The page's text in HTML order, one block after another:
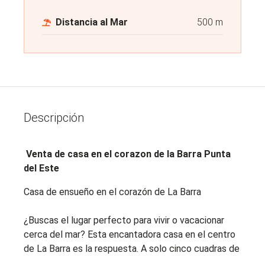
Distancia al Mar 500 m
Descripción
Venta de casa en el corazon de la Barra Punta
del Este
Casa de ensueño en el corazón de La Barra
¿Buscas el lugar perfecto para vivir o vacacionar
cerca del mar? Esta encantadora casa en el centro
de La Barra es la respuesta. A solo cinco cuadras de